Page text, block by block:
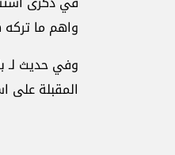
واهم ما تركه هو الـ 10452 كم مربع مساحة
وفي حديث لـ
المقبلة على